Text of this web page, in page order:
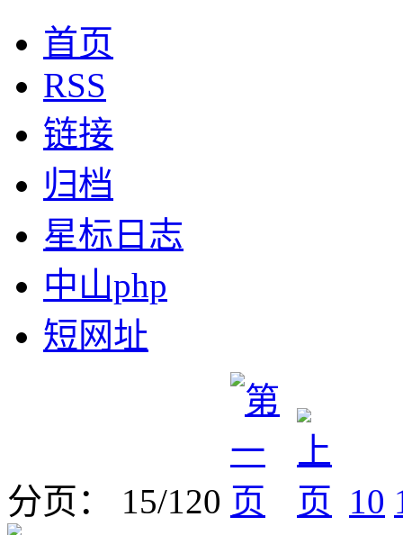
首页
RSS
链接
归档
星标日志
中山php
短网址
分页： 15/120 10